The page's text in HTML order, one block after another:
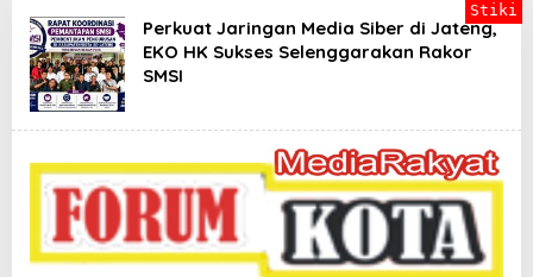
o
r
k
o
t
e
a
a
Perkuat Jaringan Media Siber di Jateng,
EKO HK Sukses Selenggarakan Rakor
SMSI
Stiki